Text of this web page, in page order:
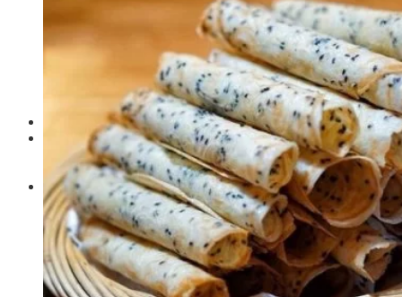
Khóa Học Làm Bánh Việt
Khóa Học Làm Bánh Nhật
Khóa Học Bánh Đài Loan
Học Làm Bánh Ngắn Hạn
Khóa Học Bánh Kinh Doanh
Khóa Học Handmade Mini Cake
Master Class
Chuyên Đề
Khai Giảng
Lịch học – Lịch thi
Đăng Ký Học
Công Thức
Cách Làm Bánh Việt
Cách Làm Bánh Âu
Cách Làm Bánh Kem
Cách Làm Bánh Mì
Cách Làm Bánh Trung Thu
Cách Làm Bánh Flan